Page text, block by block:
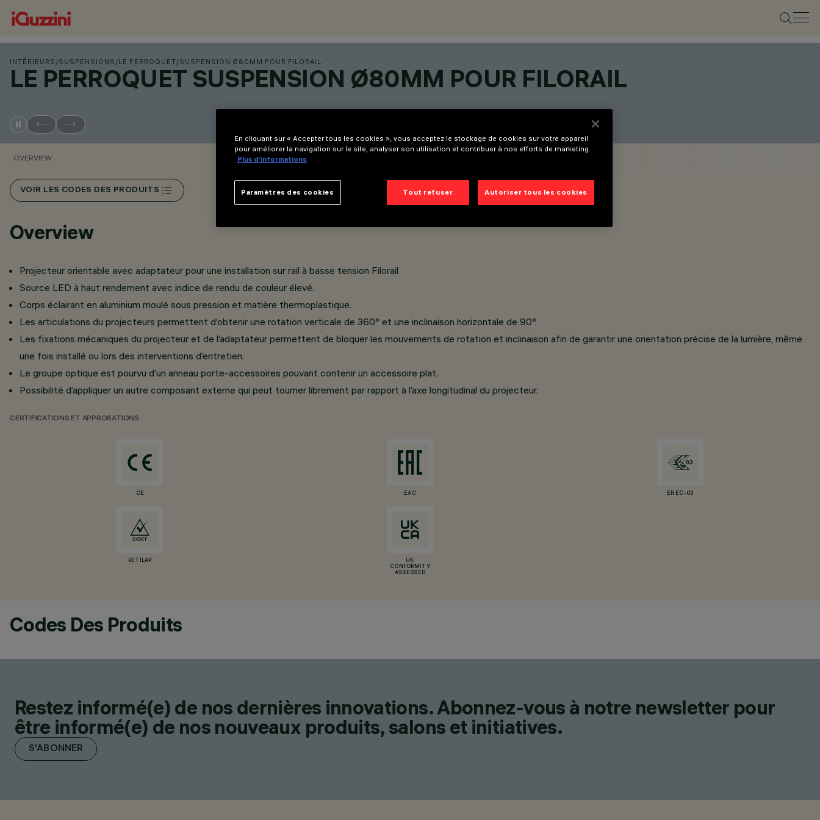
INTÉRIEURS /SUSPENSIONS /LE PERROQUET/SUSPENSION Ø80MM POUR FILORAIL
LE PERROQUET SUSPENSION Ø80MM POUR FILORAIL
OVERVIEW
VOIR LES CODES DES PRODUITS
Overview
Projecteur orientable avec adaptateur pour une installation sur rail à basse tension Filorail
Source LED à haut rendement avec indice de rendu de couleur élevé.
Corps éclairant en aluminium moulé sous pression et matière thermoplastique.
Les articulations du projecteurs permettent d’obtenir une rotation verticale de 360° et une inclinaison horizontale de 90°.
Les fixations mécaniques du projecteur et de l’adaptateur permettent de bloquer les mouvements de rotation et inclinaison afin de garantir une orientation précise de la lumière, même
une fois installé ou lors des interventions d’entretien.
Le groupe optique est pourvu d’un anneau porte-accessoires pouvant contenir un accessoire plat.
Possibilité d’appliquer un autre composant externe qui peut tourner librement par rapport à l’axe longitudinal du projecteur.
CERTIFICATIONS ET APPROBATIONS
CE EAC ENEC-03
RETILAP
UK
CONFORMITY
ASSESSED
Codes Des Produits
Restez informé(e) de nos dernières innovations. Abonnez-vous à notre newsletter pour
être informé(e) de nos nouveaux produits, salons et initiatives.
S'ABONNER
En cliquant sur « Accepter tous les cookies », vous acceptez le stockage de cookies sur votre appareil
pour améliorer la navigation sur le site, analyser son utilisation et contribuer à nos efforts de marketing.
Plus d’informations
Tout refuser Autoriser tous les cookies
Paramètres des cookies